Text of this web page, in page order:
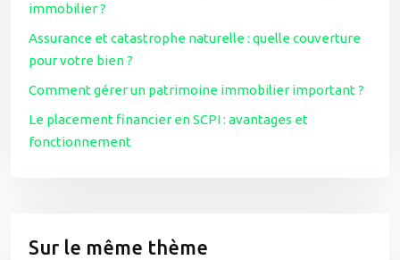
immobilier ?
Assurance et catastrophe naturelle : quelle couverture
pour votre bien ?
Comment gérer un patrimoine immobilier important ?
Le placement financier en SCPI : avantages et
fonctionnement
Sur le même thème